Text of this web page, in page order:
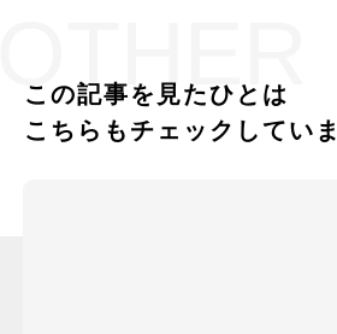
この記事を見たひとは
こちらもチェックしてい